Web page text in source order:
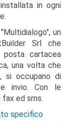
in ogni
un
Srl che
cartacea
una volta che
si occupano di
e invio. Con le
ed sms.
specifico